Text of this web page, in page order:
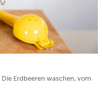
Erdbeeren waschen, vom